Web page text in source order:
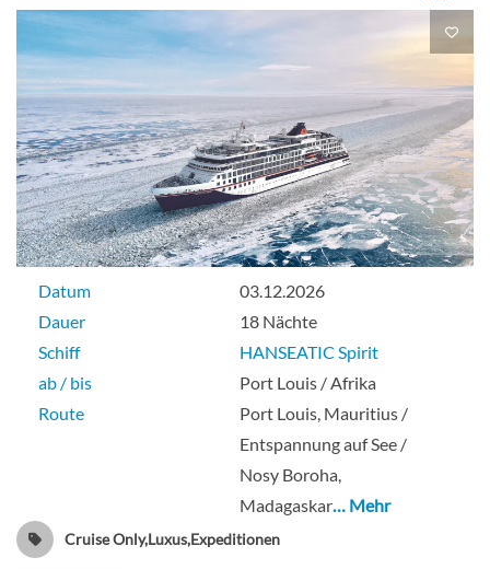
Datum
03.12.2026
Dauer
18 Nächte
Schiff
HANSEATIC Spirit
ab / bis
Port Louis / Afrika
Route
Port Louis, Mauritius /
Entspannung auf See /
Nosy Boroha,
Madagaskar… Mehr
Cruise Only,Luxus,Expeditionen